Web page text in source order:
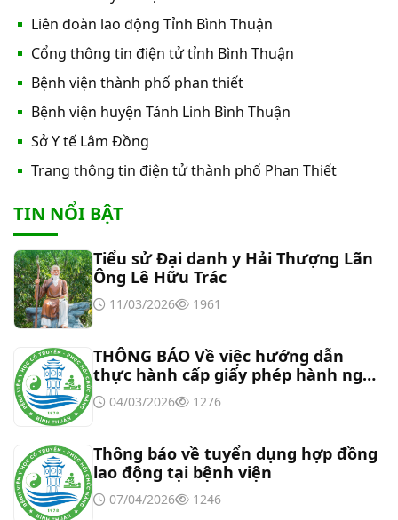
y bạ năm 2026
Thư mời báo giá về việc cung cấp dịch vụ “Bảo
hiểm cháy, nổ bắt buộc năm 2026"
Thư mời báo giá về việc cung cấp hàng hóa
“Bóng đèn đo quang phổ máy xét nghiệm sinh
hóa Erba XL-200 (LAMP-ASSY)
Thư mời báo giá về việc cung cấp “Dịch vụ tháo
dỡ, di dời và lắp đặt máy X-Quang thường quy và
kỹ thuật số”
Thư mời báo giá về Màn hình led phòng họp
Thư mời báo giá về việc vệ sinh máy lạnh các
khoa/phòng trong bệnh viện
Thư mời báo giá về việc khảo sát hiện trạng và
báo giá thi công mái che từ Khoa Dược đến Bếp
Thư mời báo giá về việc mời báo giá thiết bị
Thư mời báo giá về việc sửa chữa nhà bảo vệ và
Liên đoàn lao động Tỉnh Bình Thuận
Cổng thông tin điện tử tỉnh Bình Thuận
Bệnh viện thành phố phan thiết
Bệnh viện huyện Tánh Linh Bình Thuận
Sở Y tế Lâm Đồng
Trang thông tin điện tử thành phố Phan Thiết
TIN NỔI BẬT
Tiểu sử Đại danh y Hải Thượng Lãn
Ông Lê Hữu Trác
11/03/2026 1961
THÔNG BÁO Về việc hướng dẫn
thực hành cấp giấy phép hành nghề
đối với chức danh Bác sĩ YHCT, Y sĩ
YHCT
04/03/2026 1276
Thông báo về tuyển dụng hợp đồng
lao động tại bệnh viện
07/04/2026 1246